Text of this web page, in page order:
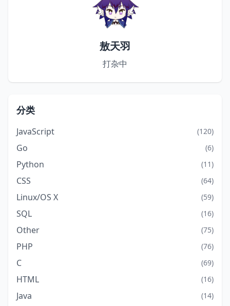
敖天羽
打杂中
分类
JavaScript (120)
Go (6)
Python (11)
CSS (64)
Linux/OS X (59)
SQL (16)
Other (75)
PHP (76)
C (69)
HTML (16)
Java (14)